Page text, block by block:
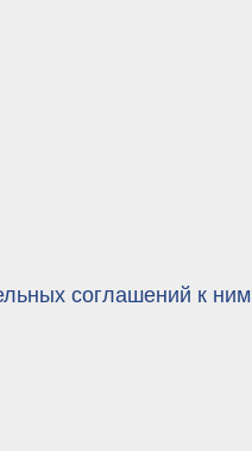
соглашений к ним